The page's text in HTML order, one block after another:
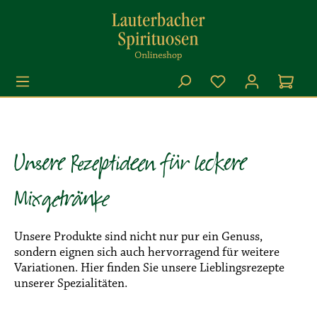
Zum Hauptinhalt springen
Du hast 0
Unsere Rezeptideen für leckere
Mixgetränke
Unsere Produkte sind nicht nur pur ein Genuss,
sondern eignen sich auch hervorragend für weitere
Variationen. Hier finden Sie unsere Lieblingsrezepte
unserer Spezialitäten.